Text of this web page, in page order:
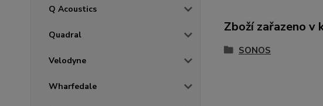
Q Acoustics
Quadral
Velodyne
Wharfedale
Zboží zařazeno v
SONOS